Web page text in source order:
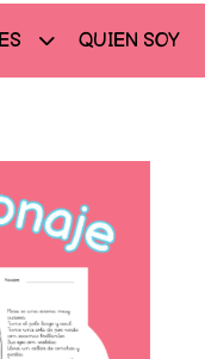
QUIEN SOY